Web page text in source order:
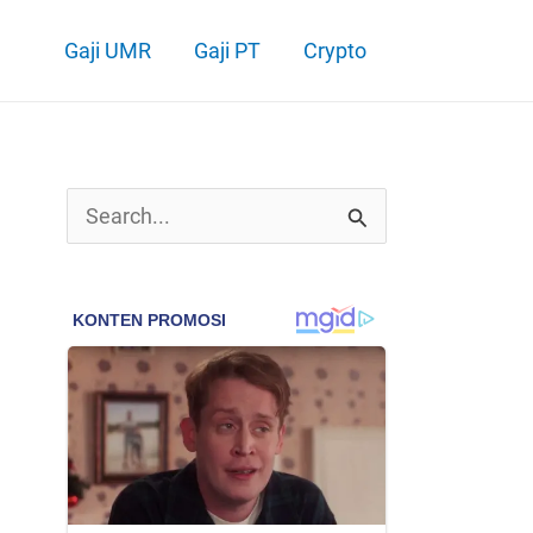
Gaji UMR Gaji PT Crypto
a
u
n
t
u